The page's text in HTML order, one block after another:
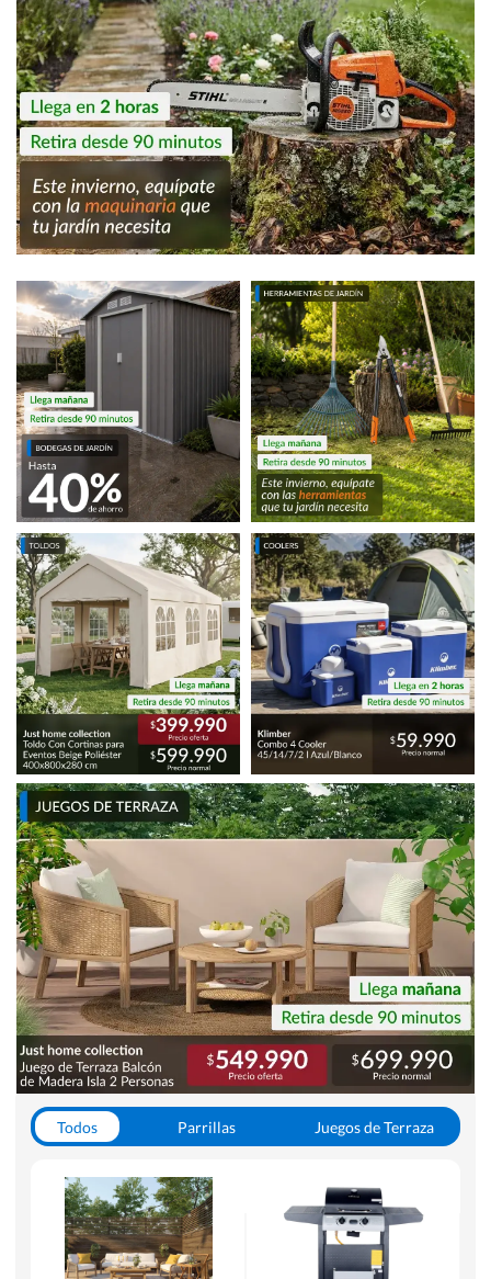
Todos Parrillas
Juegos de Terraza